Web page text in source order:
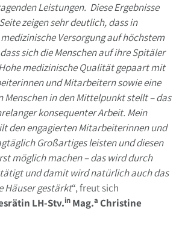
Leistungen. Diese Ergebnisse
zeigen sehr deutlich, dass in
Versorgung auf höchstem
sich die Menschen auf ihre Spitäler
medizinische Qualität gepaart mit
und Mitarbeitern sowie eine
Menschen in den Mittelpunkt stellt – das
konsequenter Arbeit. Mein
den engagierten Mitarbeiterinnen und
Großartiges leisten und diesen
möglich machen – das wird durch
und damit wird natürlich auch das
Häuser gestärkt“, freut sich
LH-Stv.in Mag.a Christine